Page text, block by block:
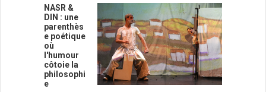
NASR &
DIN : une
parenthès
e poétique
où
l'humour
côtoie la
philosophi
e